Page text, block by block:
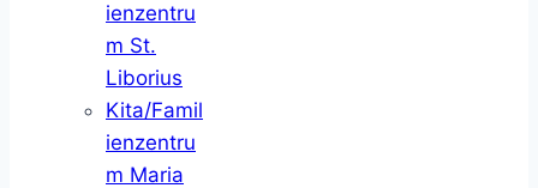
ienzentru
m St.
Liborius
Kita/Famil
ienzentru
m Maria